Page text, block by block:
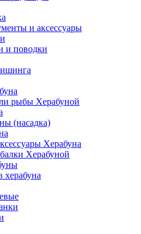
и аксессуары
и поводки
рыбы Херабуной
(насадка)
Херабуна
Херабуной
херабуна